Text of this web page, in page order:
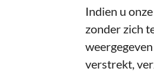
Indien u
zonder zich
verstrekt,